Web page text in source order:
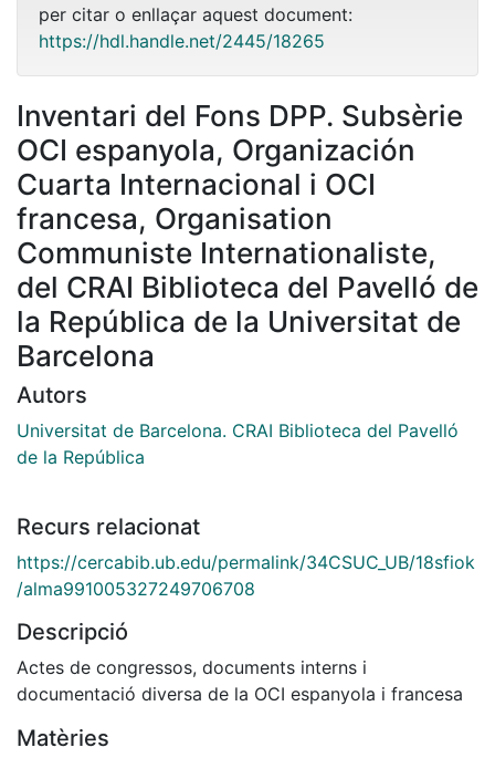
per citar o enllaçar aquest document:
https://hdl.handle.net/2445/18265
Inventari del Fons DPP. Subsèrie
OCI espanyola, Organización
Cuarta Internacional i OCI
francesa, Organisation
Communiste Internationaliste,
del CRAI Biblioteca del Pavelló de
la República de la Universitat de
Barcelona
Autors
Universitat de Barcelona. CRAI Biblioteca del Pavelló
de la República
Recurs relacionat
https://cercabib.ub.edu/permalink/34CSUC_UB/18sfiok
/alma991005327249706708
Descripció
Actes de congressos, documents interns i
documentació diversa de la OCI espanyola i francesa
Matèries